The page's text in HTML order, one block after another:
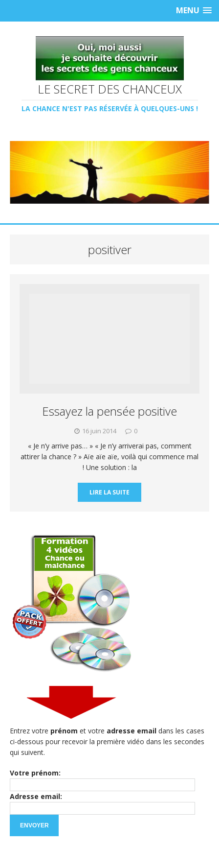
MENU
LE SECRET DES CHANCEUX
LA CHANCE N'EST PAS RÉSERVÉE À QUELQUES-UNS !
positiver
Essayez la pensée positive
16 juin 2014 0
« Je n’y arrive pas… » « Je n’y arriverai pas, comment
attirer la chance ? » Aïe aïe aïe, voilà qui commence mal
! Une solution : la
LIRE LA SUITE
Entrez votre prénom et votre adresse email dans les cases
ci-dessous pour recevoir la première vidéo dans les secondes
qui suivent.
Votre prénom:
Adresse email: